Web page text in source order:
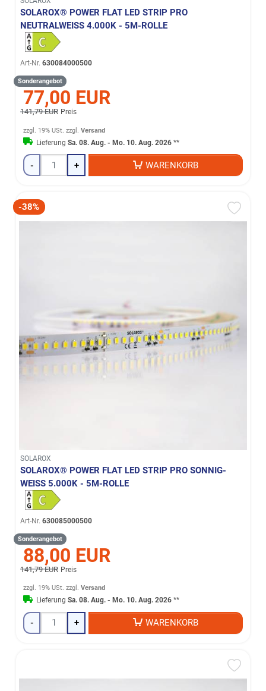
SOLAROX® POWER FLAT LED STRIP PRO
NEUTRALWEISS 4.000K - 5M-ROLLE
Art-Nr. 630084000500
Sonderangebot
77,00 EUR
141,79 EUR Preis
zzgl. 19% USt. zzgl.Versand
LieferungSa. 08. Aug. - Mo. 10. Aug. 2026 **
- + WARENKORB
-38%
SOLAROX
SOLAROX® POWER FLAT LED STRIP PRO SONNIG-
WEISS 5.000K - 5M-ROLLE
Art-Nr. 630085000500
Sonderangebot
88,00 EUR
141,79 EUR Preis
zzgl. 19% USt. zzgl.Versand
LieferungSa. 08. Aug. - Mo. 10. Aug. 2026 **
- + WARENKORB